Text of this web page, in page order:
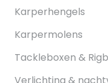
Karperhengels
Karpermolens
Tackleboxen &
Verlichting &